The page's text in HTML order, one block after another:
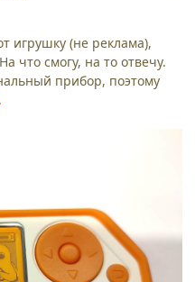
игрушку (не реклама),
что смогу, на то отвечу.
прибор, поэтому
.